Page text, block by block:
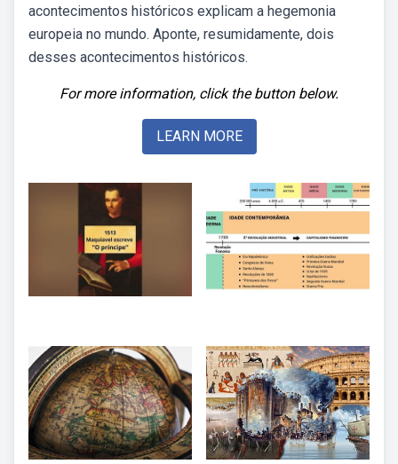
acontecimentos históricos explicam a hegemonia
europeia no mundo. Aponte, resumidamente, dois
desses acontecimentos históricos.
For more information, click the button below.
LEARN MORE